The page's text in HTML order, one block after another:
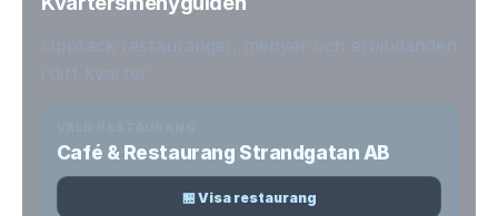
Café & Restaurang Strandgatan AB
🏪 Visa restaurang